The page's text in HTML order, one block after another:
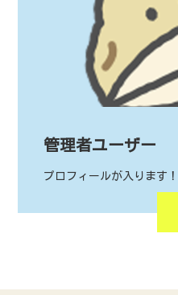
管理者ユーザー
プロフィールが入ります！